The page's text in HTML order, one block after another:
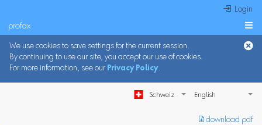
 Login
profax 
We use cookies to save settings for the current session.
By continuing to use our site, you accept our use of cookies.
For more information, see our Privacy Policy.
Schweiz
︎ download pdf